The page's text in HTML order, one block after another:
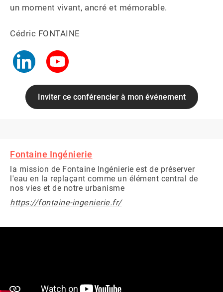
un moment vivant, ancré et mémorable.
Inviter ce conférencier à mon événement
Fontaine Ingénierie
la mission de Fontaine Ingénierie est de préserver
l'eau en la replaçant comme un élément central de
nos vies et de notre urbanisme
https://fontaine-ingenierie.fr/